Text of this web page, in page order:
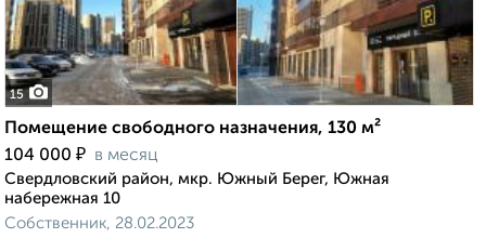
15
Помещение свободного назначения, 130 м²
104 000 ₽ в месяц
Свердловский район, мкр. Южный Берег, Южная
набережная 10
Собственник, 28.02.2023